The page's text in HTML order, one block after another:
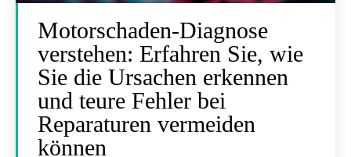
Motorschaden-Diagnose
verstehen: Erfahren Sie, wie
Sie die Ursachen erkennen
und teure Fehler bei
Reparaturen vermeiden
können